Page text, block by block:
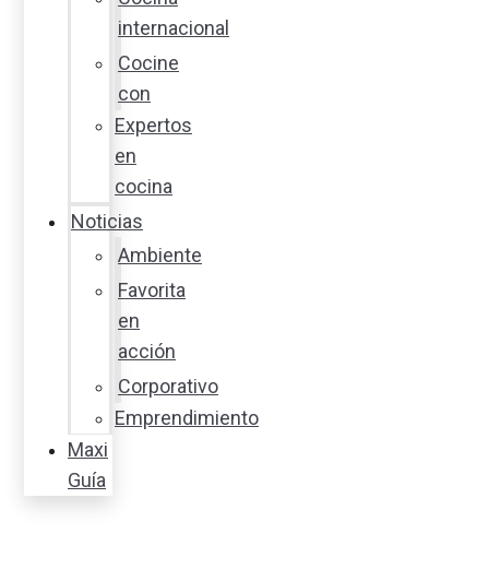
internacional
Cocine
con
Expertos
en
cocina
Noticias
Ambiente
Favorita
en
acción
Corporativo
Emprendimiento
Maxi
Guía